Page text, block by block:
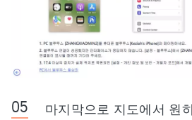
마지막으로 지도에서 원